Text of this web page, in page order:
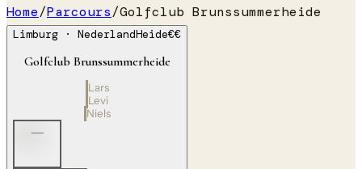
Home/Parcours/Golfclub Brunssummerheide
Limburg · NederlandHeide€€
Golfclub Brunssummerheide
Lars
Levi
Niels
—